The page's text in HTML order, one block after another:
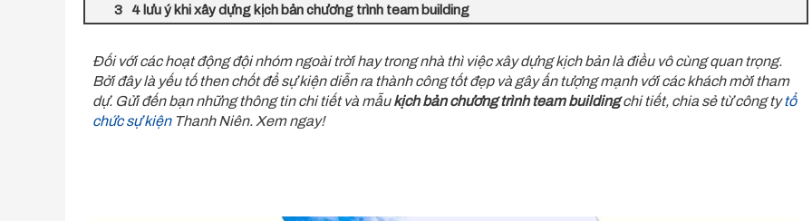
4 lưu ý khi xây dựng kịch bản chương trình team building
Đối với các hoạt động đội nhóm ngoài trời hay trong nhà thì việc xây dựng kịch bản là điều vô cùng quan trọng.
Bởi đây là yếu tố then chốt để sự kiện diễn ra thành công tốt đẹp và gây ấn tượng mạnh với các khách mời tham
dự. Gửi đến bạn những thông tin chi tiết và mẫukịch bản chương trình team buildingchi tiết, chia sẻ từ công tytổ
chức sự kiệnThanh Niên. Xem ngay!